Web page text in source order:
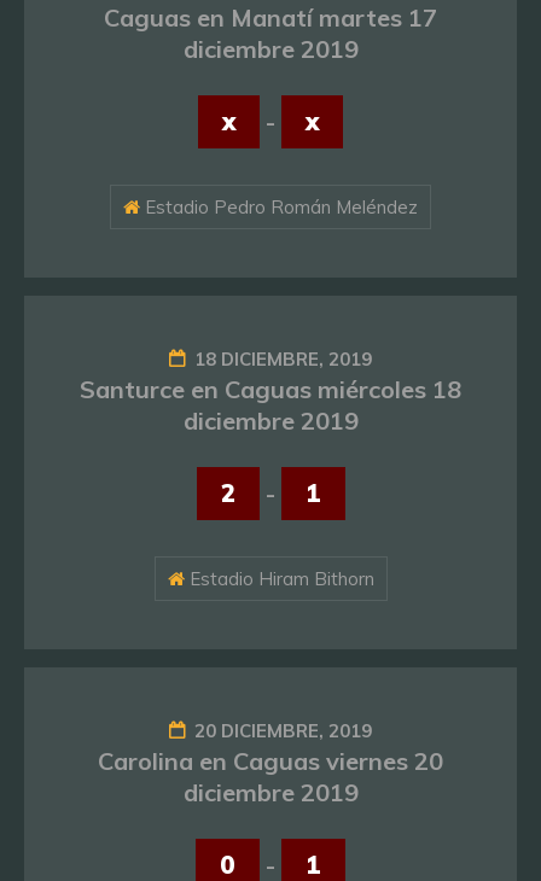
Caguas en Manatí martes 17
diciembre 2019
x - x
Estadio Pedro Román Meléndez
18 DICIEMBRE, 2019
Santurce en Caguas miércoles 18
diciembre 2019
2 - 1
Estadio Hiram Bithorn
20 DICIEMBRE, 2019
Carolina en Caguas viernes 20
diciembre 2019
0 - 1